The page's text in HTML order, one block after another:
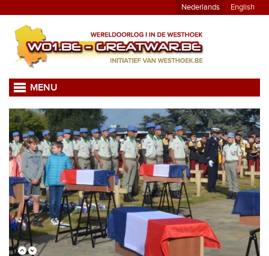
Nederlands English
MENU